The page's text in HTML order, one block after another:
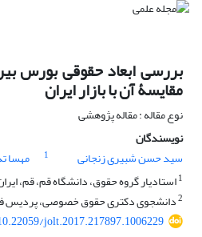
بررسی ابعاد حقوقی بورس
مقایسۀ آن با بازار ایران
نوع مقاله : مقاله پژوهشی
نویسندگان
سید حسن شبیری زنجانی
1 مهسا
1استادیار گروه حقوق، دانشگاه قم، قم،
2دانشجوی دکتری حقوق خصوصی، پردیس
jolt.2017.217897.1006229